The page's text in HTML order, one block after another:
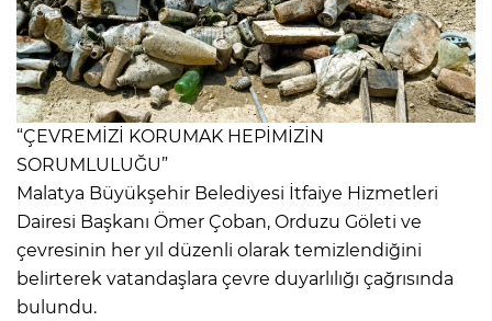
“ÇEVREMİZİ KORUMAK HEPİMİZİN
SORUMLULUĞU”
Malatya Büyükşehir Belediyesi İtfaiye Hizmetleri
Dairesi Başkanı Ömer Çoban, Orduzu Göleti ve
çevresinin her yıl düzenli olarak temizlendiğini
belirterek vatandaşlara çevre duyarlılığı çağrısında
bulundu.